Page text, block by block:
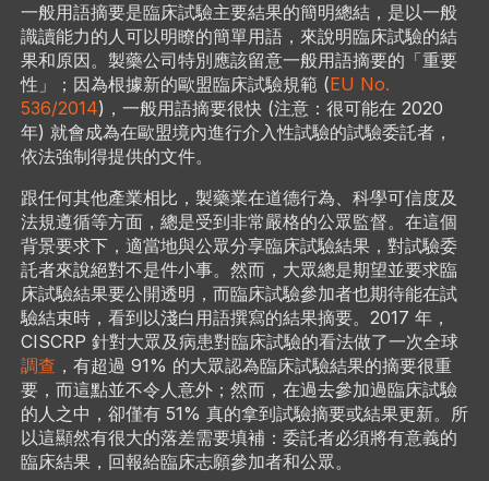
​一般用語摘要是臨床試驗主要結果的簡明總結，是以一般
識讀能力的人可以明瞭的簡單用語，來說明臨床試驗的結
果和原因。製藥公司特別應該留意一般用語摘要的「重要
性」；因為根據新的歐盟臨床試驗規範 (EU No.
536/2014)，一般用語摘要很快 (注意：很可能在 2020
年) 就會成為在歐盟境內進行介入性試驗的試驗委託者，
依法強制得提供的文件。
跟任何其他產業相比，製藥業在道德行為、科學可信度及
法規遵循等方面，總是受到非常嚴格的公眾監督。​在這個
背景要求下，適當地與公眾分享臨床試驗結果，對試驗委
託者來說絕對不是件小事。然而，大眾總是期望並要求臨
床試驗結果要公開透明，而臨床試驗參加者也期待能在試
驗結束時，看到以淺白用語撰寫的結果摘要。2017 年，
CISCRP 針對大眾及病患對臨床試驗的看法做了一次全球
調查 ，有超過 91% 的大眾認為臨床試驗結果的摘要很重
要，而這點並不令人意外；然而，在過去參加過臨床試驗
的人之中，卻僅有 51% 真的拿到試驗摘要或結果更新。所
以這顯然有很大的落差需要填補：​委託者必須將​有意義的
臨床結果，回報給臨床志願參加者和公眾。